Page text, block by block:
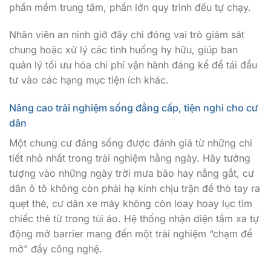
phần mềm trung tâm, phần lớn quy trình đều tự chạy.
Nhân viên an ninh giờ đây chỉ đóng vai trò giám sát
chung hoặc xử lý các tình huống hy hữu, giúp ban
quản lý tối ưu hóa chi phí vận hành đáng kể để tái đầu
tư vào các hạng mục tiện ích khác.
Nâng cao trải nghiệm sống đẳng cấp, tiện nghi cho cư
dân
Một chung cư đáng sống được đánh giá từ những chi
tiết nhỏ nhất trong trải nghiệm hằng ngày. Hãy tưởng
tượng vào những ngày trời mưa bão hay nắng gắt, cư
dân ô tô không còn phải hạ kính chịu trận để thò tay ra
quẹt thẻ, cư dân xe máy không còn loay hoay lục tìm
chiếc thẻ từ trong túi áo. Hệ thống nhận diện tầm xa tự
động mở barrier mang đến một trải nghiệm “chạm để
mở” đầy công nghệ.